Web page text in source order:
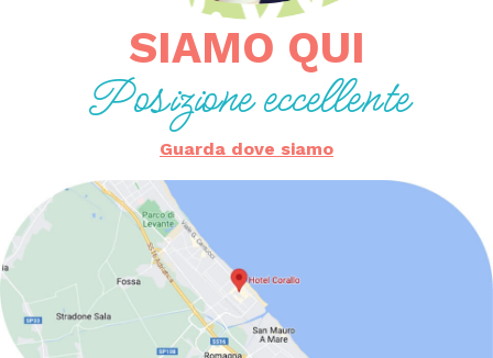
PARCHEGGIO GRATUITO
SIAMO QUI
Posizione eccellente
Guarda dove siamo